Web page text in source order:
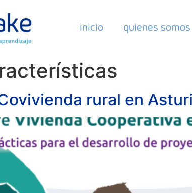
inicio quienes somos
rural en